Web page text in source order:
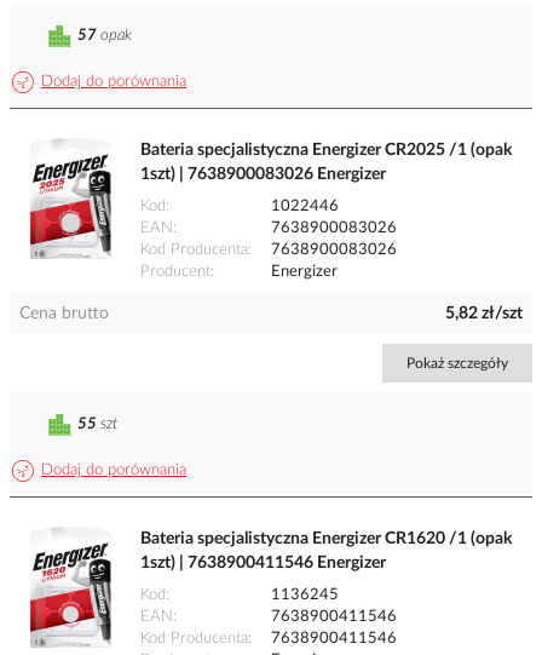
Dodaj do porównania
57 opak
Bateria specjalistyczna Energizer CR2025 /1 (opak
1szt) | 7638900083026 Energizer
Kod
1022446
EAN
7638900083026
Kod Producenta
7638900083026
Producent
Energizer
Cena brutto 5,82 zł/szt
Pokaż szczegóły
Dodaj do porównania
55 szt
Bateria specjalistyczna Energizer CR1620 /1 (opak
1szt) | 7638900411546 Energizer
Kod
1136245
EAN
7638900411546
Kod Producenta
7638900411546